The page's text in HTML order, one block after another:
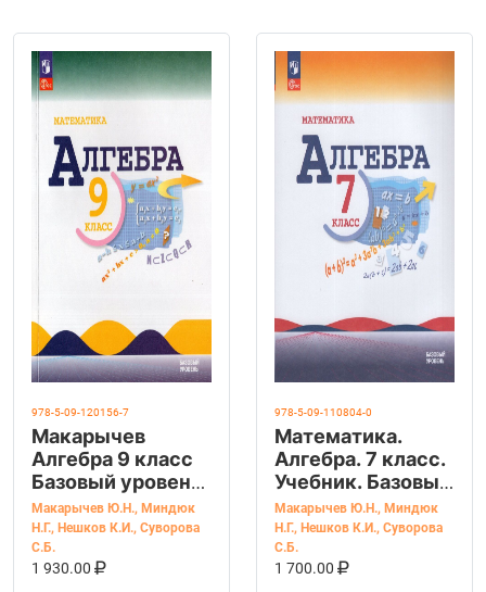
978-5-09-120156-7
Макарычев
Алгебра 9 класс
Базовый уровень.
Учебник
Макарычев Ю.Н., Миндюк
Н.Г., Нешков К.И., Суворова
С.Б.
1 930.00
В КОРЗИНУ
978-5-09-110804-0
Математика.
Алгебра. 7 класс.
Учебник. Базовый
уровень
Макарычев Ю.Н., Миндюк
Н.Г., Нешков К.И., Суворова
С.Б.
1 700.00
В КОРЗИНУ